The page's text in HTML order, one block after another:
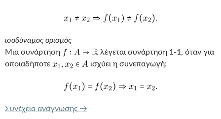
ισοδύναμος ορισμός
Μια συνάρτηση
λέγεται συνάρτηση 1-1, όταν για
οποιαδήποτε
ισχύει η συνεπαγωγή:
Συνέχεια ανάγνωσης ΣΥΝΑΡΤΗΣΗ 1-1
→